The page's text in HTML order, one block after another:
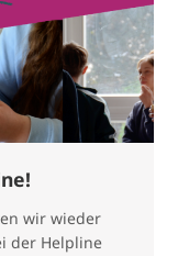
wir wieder
der Helpline